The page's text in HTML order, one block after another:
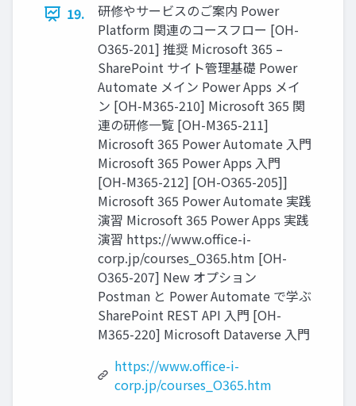
19.
研修やサービスのご案内 Power
Platform 関連のコースフロー [OH-
O365-201] 推奨 Microsoft 365 –
SharePoint サイト管理基礎 Power
Automate メイン Power Apps メイ
ン [OH-M365-210] Microsoft 365 関
連の研修一覧 [OH-M365-211]
Microsoft 365 Power Automate 入門
Microsoft 365 Power Apps 入門
[OH-M365-212] [OH-O365-205]]
Microsoft 365 Power Automate 実践
演習 Microsoft 365 Power Apps 実践
演習 https://www.office-i-
corp.jp/courses_O365.htm [OH-
O365-207] New オプション
Postman と Power Automate で学ぶ
SharePoint REST API 入門 [OH-
M365-220] Microsoft Dataverse 入門
https://www.office-i-
corp.jp/courses_O365.htm